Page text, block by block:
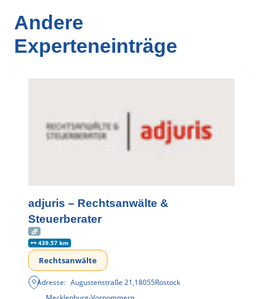
Andere
Experteneinträge
adjuris – Rechtsanwälte &
Steuerberater
439.57 km
Rechtsanwälte
Adresse: Augustenstraße 21,18055Rostock